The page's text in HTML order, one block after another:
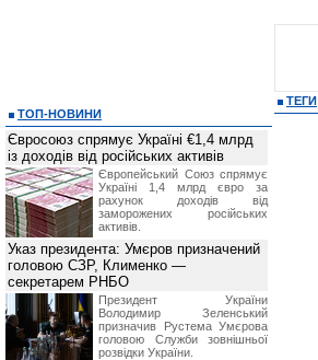
ТЕГИ
ТОП-НОВИНИ
Євросоюз спрямує Україні €1,4 млрд
із доходів від російських активів
Європейський Союз спрямує
Україні 1,4 млрд євро за
рахунок доходів від
заморожених російських
активів.
Указ президента: Умєров призначений
головою СЗР, Клименко —
секретарем РНБО
Президент України
Володимир Зеленський
призначив Pустема Умєрова
головою Служби зовнішньої
розвідки України.